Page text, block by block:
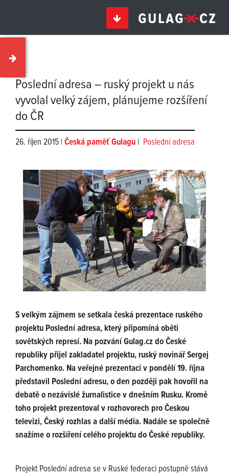
Poslední adresa – ruský projekt u nás
vyvolal velký zájem, plánujeme rozšíření
do ČR
26. říjen 2015 | Česká paměť Gulagu | Poslední adresa
S velkým zájmem se setkala česká prezentace ruského
projektu Poslední adresa, který připomíná oběti
sovětských represí. Na pozvání Gulag.cz do České
republiky přijel zakladatel projektu, ruský novinář Sergej
Parchomenko. Na veřejné prezentaci v pondělí 19. října
představil Poslední adresu, o den později pak hovořil na
debatě o nezávislé žurnalistice v dnešním Rusku. Kromě
toho projekt prezentoval v rozhovorech pro Českou
televizi, Český rozhlas a další média. Nadále se společně
snažíme o rozšíření celého projektu do České republiky.
Projekt Poslední adresa se v Ruské federaci postupně stává